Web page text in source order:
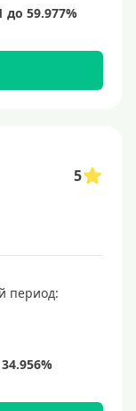
5
период: